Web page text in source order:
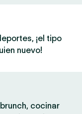
¡el tipo
nuevo!
cocinar